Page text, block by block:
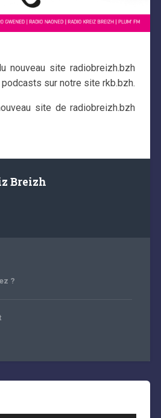
nouveau site radiobreizh.bzh
podcasts sur notre site rkb.bzh.
site de radiobreizh.bzh
Breizh
?